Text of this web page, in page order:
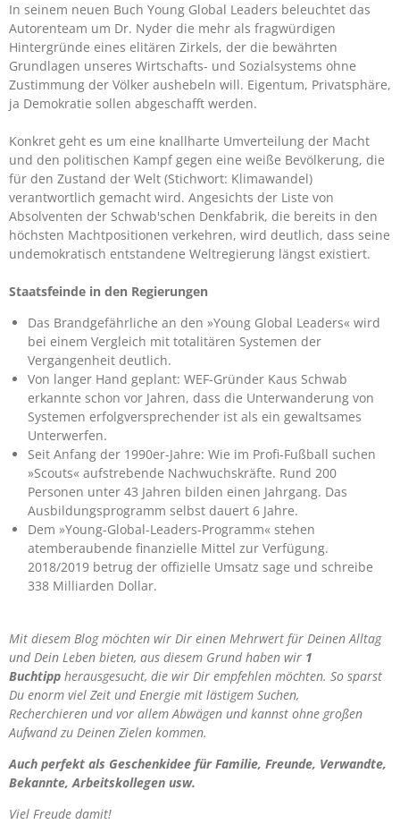
In seinem neuen Buch Young Global Leaders beleuchtet das
Autorenteam um Dr. Nyder die mehr als fragwürdigen
Hintergründe eines elitären Zirkels, der die bewährten
Grundlagen unseres Wirtschafts- und Sozialsystems ohne
Zustimmung der Völker aushebeln will. Eigentum, Privatsphäre,
ja Demokratie sollen abgeschafft werden.
Konkret geht es um eine knallharte Umverteilung der Macht
und den politischen Kampf gegen eine weiße Bevölkerung, die
für den Zustand der Welt (Stichwort: Klimawandel)
verantwortlich gemacht wird. Angesichts der Liste von
Absolventen der Schwab'schen Denkfabrik, die bereits in den
höchsten Machtpositionen verkehren, wird deutlich, dass seine
undemokratisch entstandene Weltregierung längst existiert.
Staatsfeinde in den Regierungen
Das Brandgefährliche an den »Young Global Leaders« wird
bei einem Vergleich mit totalitären Systemen der
Vergangenheit deutlich.
Von langer Hand geplant: WEF-Gründer Kaus Schwab
erkannte schon vor Jahren, dass die Unterwanderung von
Systemen erfolgversprechender ist als ein gewaltsames
Unterwerfen.
Seit Anfang der 1990er-Jahre: Wie im Profi-Fußball suchen
»Scouts« aufstrebende Nachwuchskräfte. Rund 200
Personen unter 43 Jahren bilden einen Jahrgang. Das
Ausbildungsprogramm selbst dauert 6 Jahre.
Dem »Young-Global-Leaders-Programm« stehen
atemberaubende finanzielle Mittel zur Verfügung.
2018/2019 betrug der offizielle Umsatz sage und schreibe
338 Milliarden Dollar.
Mit diesem Blog möchten wir Dir einen Mehrwert für Deinen Alltag
und Dein Leben bieten, aus diesem Grund haben wir 1
Buchtipp herausgesucht, die wir Dir empfehlen möchten. So sparst
Du enorm viel Zeit und Energie mit lästigem Suchen,
Recherchieren und vor allem Abwägen und kannst ohne großen
Aufwand zu Deinen Zielen kommen.
Auch perfekt als Geschenkidee für Familie, Freunde, Verwandte,
Bekannte, Arbeitskollegen usw.
Viel Freude damit!